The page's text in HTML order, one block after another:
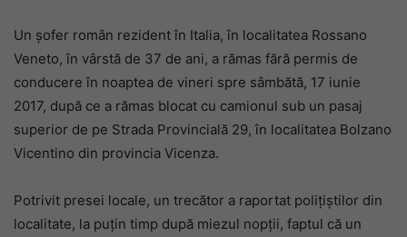
Un șofer român rezident în Italia, în localitatea Rossano
Veneto, în vârstă de 37 de ani, a rămas fără permis de
conducere în noaptea de vineri spre sâmbătă, 17 iunie
2017, după ce a rămas blocat cu camionul sub un pasaj
superior de pe Strada Provincială 29, în localitatea Bolzano
Vicentino din provincia Vicenza.
Potrivit presei locale, un trecător a raportat polițiștilor din
localitate, la puțin timp după miezul nopții, faptul că un